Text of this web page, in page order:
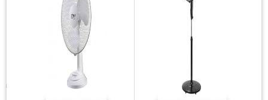
Tenco verf hoogglans
rijtuiggroen - 750 ml
Terpentine
€ 22,95 (inclusief btw 21%)